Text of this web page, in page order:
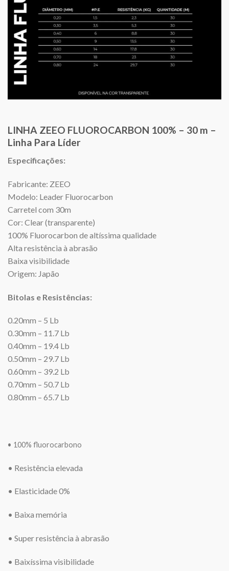
LINHA ZEEO FLUOROCARBON 100% – 30 m –
Linha Para Líder
Especificações:
Fabricante: ZEEO
Modelo: Leader Fluorocarbon
Carretel com 30m
Cor: Clear (transparente)
100% Fluorocarbon de altíssima qualidade
Alta resistência à abrasão
Baixa visibilidade
Origem: Japão
Bitolas e Resistências:
0.20mm – 5 Lb
0.30mm – 11.7 Lb
0.40mm – 19.4 Lb
0.50mm – 29.7 Lb
0.60mm – 39.2 Lb
0.70mm – 50.7 Lb
0.80mm – 65.7 Lb
• 100% fluorocarbono
• Resistência elevada
• Elasticidade 0%
• Baixa memória
• Super resistência à abrasão
• Baixíssima visibilidade